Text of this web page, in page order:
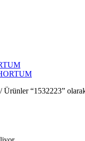
Ürünler “1532223”